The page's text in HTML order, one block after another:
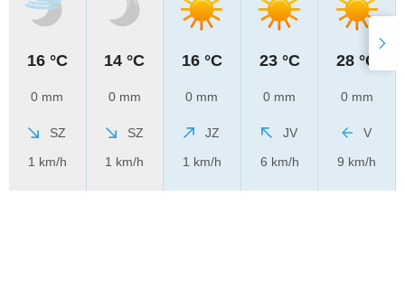
16 °C
0 mm
SZ
1 km/h
14 °C
0 mm
SZ
1 km/h
16 °C
0 mm
JZ
1 km/h
23 °C
0 mm
JV
6 km/h
28 °C
0 mm
V
9 km/h